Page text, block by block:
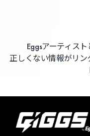
Eggsアーティス
正しくない情報がリ